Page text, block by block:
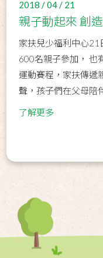
2018 / 04 / 21
親子動起來 創
家扶兒少福利中心21
600名親子參加， 也
運動賽程，家扶傳遞
聲，孩子們在父母陪
了解更多